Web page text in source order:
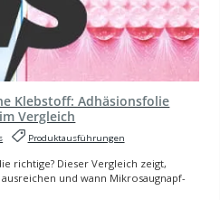
Klebstoff: Adhäsionsfolie
Vergleich
Produktausführungen
richtige? Dieser Vergleich zeigt,
und wann Mikrosaugnapf-